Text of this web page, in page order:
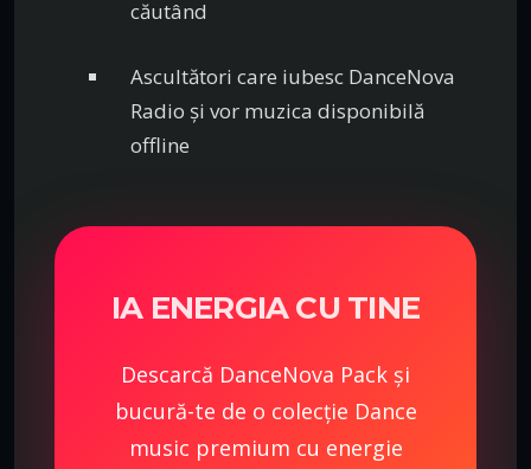
căutând
Ascultători care iubesc DanceNova
Radio și vor muzica disponibilă
offline
IA ENERGIA CU TINE
Descarcă DanceNova Pack și
bucură-te de o colecție Dance
music premium cu energie